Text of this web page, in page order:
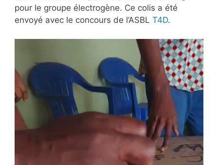
pour le groupe électrogène. Ce colis a été
envoyé avec le concours de l’ASBL T4D.